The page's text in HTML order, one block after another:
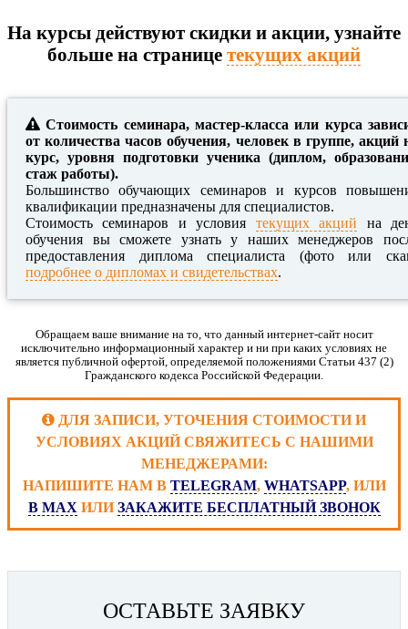
На курсы действуют скидки и акции, узнайте
больше на странице текущих акций
Стоимость семинара, мастер-класса или курса
от количества часов обучения, человек в группе, акций
курс, уровня подготовки ученика (диплом,
стаж работы).
Большинство обучающих семинаров и курсов
квалификации предназначены для специалистов.
Стоимость семинаров и условия текущих акций на
обучения вы сможете узнать у наших менеджеров
предоставления диплома специалиста (фото или
подробнее о дипломах и свидетельствах.
Обращаем ваше внимание на то, что данный интернет-сайт носит
исключительно информационный характер и ни при каких условиях не
является публичной офертой, определяемой положениями Статьи 437 (2)
Гражданского кодекса Российской Федерации.
ДЛЯ ЗАПИСИ, УТОЧЕНИЯ СТОИМОСТИ И
УСЛОВИЯХ АКЦИЙ СВЯЖИТЕСЬ С НАШИМИ
МЕНЕДЖЕРАМИ:
НАПИШИТЕ НАМ В TELEGRAM, WHATSAPP, ИЛИ
В MAX ИЛИЗАКАЖИТЕ БЕСПЛАТНЫЙ ЗВОНОК
ОСТАВЬТЕ ЗАЯВКУ